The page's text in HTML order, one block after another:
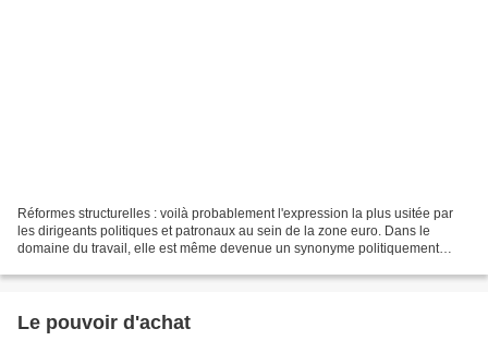
Réformes structurelles : voilà probablement l'expression la plus usitée par
les dirigeants politiques et patronaux au sein de la zone euro. Dans le
domaine du travail, elle est même devenue un synonyme politiquement
Le pouvoir d'achat